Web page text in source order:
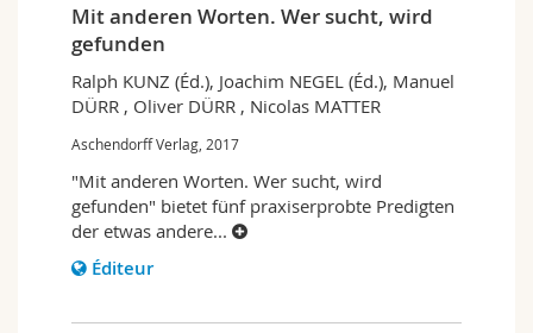
Mit anderen Worten. Wer sucht, wird
gefunden
Ralph KUNZ (Éd.), Joachim NEGEL (Éd.), Manuel
DÜRR , Oliver DÜRR , Nicolas MATTER
Aschendorff Verlag, 2017
"Mit anderen Worten. Wer sucht, wird
gefunden" bietet fünf praxiserprobte Predigten
der etwas andere...
Éditeur